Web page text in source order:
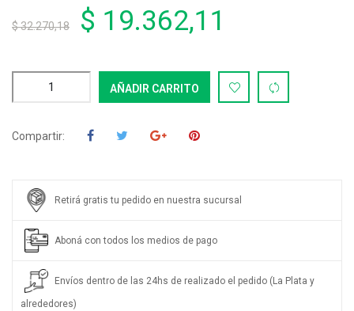
$ 32.270,18 $ 19.362,11
AÑADIR CARRITO
Compartir:
Retirá gratis tu pedido en nuestra sucursal
Aboná con todos los medios de pago
Envíos dentro de las 24hs de realizado el pedido (La Plata y
alrededores)